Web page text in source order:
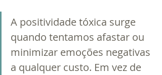
A positividade tóxica surge
quando tentamos afastar ou
minimizar emoções negativas
a qualquer custo. Em vez de